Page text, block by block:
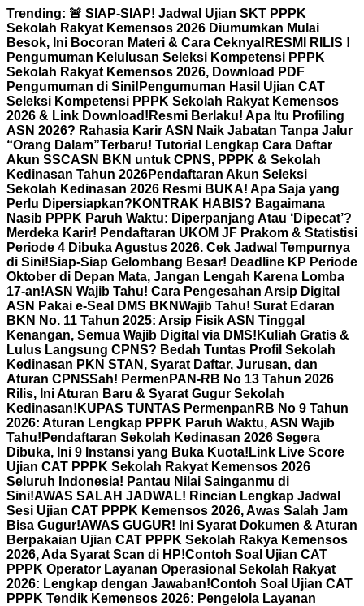
Skip
to
content
Trending: 🚨 SIAP-SIAP! Jadwal Ujian SKT PPPK
Sekolah Rakyat Kemensos 2026 Diumumkan Mulai
Besok, Ini Bocoran Materi & Cara Ceknya! RESMI RILIS !
Pengumuman Kelulusan Seleksi Kompetensi PPPK
Sekolah Rakyat Kemensos 2026, Download PDF
Pengumuman di Sini! Pengumuman Hasil Ujian CAT
Seleksi Kompetensi PPPK Sekolah Rakyat Kemensos
2026 & Link Download! Resmi Berlaku! Apa Itu Profiling
ASN 2026? Rahasia Karir ASN Naik Jabatan Tanpa Jalur
“Orang Dalam”Terbaru! Tutorial Lengkap Cara Daftar
Akun SSCASN BKN untuk CPNS, PPPK & Sekolah
Kedinasan Tahun 2026Pendaftaran Akun Seleksi
Sekolah Kedinasan 2026 Resmi BUKA! Apa Saja yang
Perlu Dipersiapkan? KONTRAK HABIS? Bagaimana
Nasib PPPK Paruh Waktu: Diperpanjang Atau ‘Dipecat’?
Merdeka Karir! Pendaftaran UKOM JF Prakom & Statistisi
Periode 4 Dibuka Agustus 2026. Cek Jadwal Tempurnya
di Sini!Siap-Siap Gelombang Besar! Deadline KP Periode
Oktober di Depan Mata, Jangan Lengah Karena Lomba
17-an!ASN Wajib Tahu! Cara Pengesahan Arsip Digital
ASN Pakai e-Seal DMS BKNWajib Tahu! Surat Edaran
BKN No. 11 Tahun 2025: Arsip Fisik ASN Tinggal
Kenangan, Semua Wajib Digital via DMS! Kuliah Gratis &
Lulus Langsung CPNS? Bedah Tuntas Profil Sekolah
Kedinasan PKN STAN, Syarat Daftar, Jurusan, dan
Aturan CPNSSah! PermenPAN-RB No 13 Tahun 2026
Rilis, Ini Aturan Baru & Syarat Gugur Sekolah
Kedinasan! KUPAS TUNTAS PermenpanRB No 9 Tahun
2026: Aturan Lengkap PPPK Paruh Waktu, ASN Wajib
Tahu! Pendaftaran Sekolah Kedinasan 2026 Segera
Dibuka, Ini 9 Instansi yang Buka Kuota! Link Live Score
Ujian CAT PPPK Sekolah Rakyat Kemensos 2026
Seluruh Indonesia! Pantau Nilai Sainganmu di
Sini!AWAS SALAH JADWAL! Rincian Lengkap Jadwal
Sesi Ujian CAT PPPK Kemensos 2026, Awas Salah Jam
Bisa Gugur!AWAS GUGUR! Ini Syarat Dokumen & Aturan
Berpakaian Ujian CAT PPPK Sekolah Rakya Kemensos
2026, Ada Syarat Scan di HP!Contoh Soal Ujian CAT
PPPK Operator Layanan Operasional Sekolah Rakyat
2026: Lengkap dengan Jawaban!Contoh Soal Ujian CAT
PPPK Tendik Kemensos 2026: Pengelola Layanan